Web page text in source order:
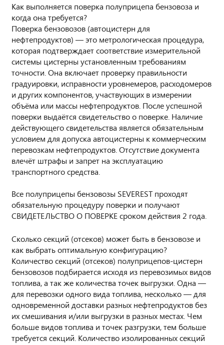
Как выполняется поверка полуприцепа бензовоза и
когда она требуется?
Поверка бензовозов (автоцистерн для
нефтепродуктов) — это метрологическая процедура,
которая подтверждает соответствие измерительной
системы цистерны установленным требованиям
точности. Она включает проверку правильности
градуировки, исправности уровнемеров, расходомеров
и других компонентов, участвующих в измерении
объёма или массы нефтепродуктов. После успешной
поверки выдаётся свидетельство о поверке. Наличие
действующего свидетельства является обязательным
условием для допуска автоцистерны к коммерческим
перевозкам нефтепродуктов. Отсутствие документа
влечёт штрафы и запрет на эксплуатацию
транспортного средства.
Все полуприцепы бензовозы SEVEREST проходят
обязательную процедуру поверки и получают
СВИДЕТЕЛЬСТВО О ПОВЕРКЕ сроком действия 2 года.
Сколько секций (отсеков) может быть в бензовозе и
как выбрать оптимальную конфигурацию?
Количество секций (отсеков) полуприцепов-цистерн
бензовозов подбирается исходя из перевозимых видов
топлива, а так же количества точек выгрузки. Одна —
для перевозки одного вида топлива, несколько — для
одновременной доставки разных нефтепродуктов без
их смешивания и/или выгрузки в разных местах. Чем
больше видов топлива и точек разгрузки, тем больше
требуется секций. Количество изолированных секций